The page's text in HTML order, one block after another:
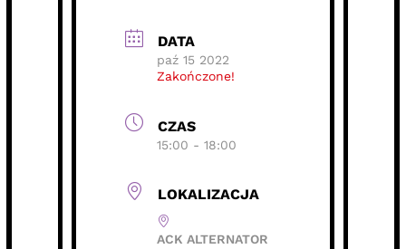
DATA
paź 15 2022
Zakończone!
CZAS
15:00 - 18:00
LOKALIZACJA
ACK ALTERNATOR